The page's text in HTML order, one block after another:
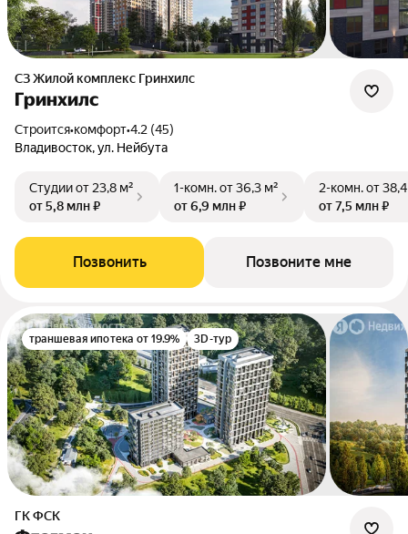
СЗ Жилой комплекс Гринхилс
Гринхилс
Строится•комфорт•4.2 (45)
Владивосток, ул. Нейбута
Студииот 23,8 м²
от 5,8 млн ₽
1-комн.от 36,3 м²
от 6,9 млн ₽
2-комн.от
от 7,5 млн ₽
Позвонить Позвоните мне
траншевая ипотека от 19.9% 3D-тур
ГК ФСК